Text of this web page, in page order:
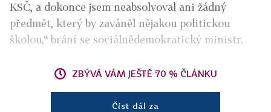
KSČ, a dokonce jsem neabsolvoval ani žádný
předmět, který by zaváněl nějakou politickou
školou,“ brání se sociálnědemokratický ministr.
ZBÝVÁ VÁM JEŠTĚ 70 % ČLÁNKU
Číst dál za